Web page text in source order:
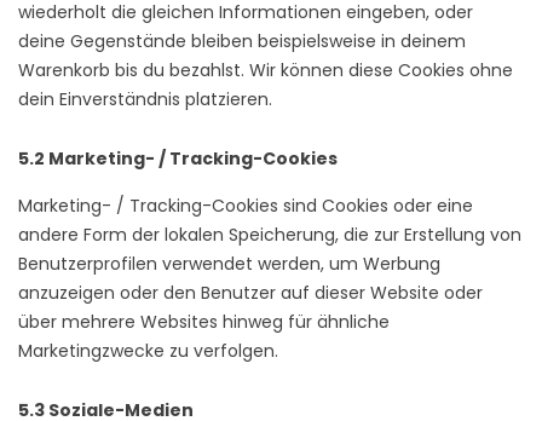
wiederholt die gleichen Informationen eingeben, oder
deine Gegenstände bleiben beispielsweise in deinem
Warenkorb bis du bezahlst. Wir können diese Cookies ohne
dein Einverständnis platzieren.
5.2 Marketing- / Tracking-Cookies
Marketing- / Tracking-Cookies sind Cookies oder eine
andere Form der lokalen Speicherung, die zur Erstellung von
Benutzerprofilen verwendet werden, um Werbung
anzuzeigen oder den Benutzer auf dieser Website oder
über mehrere Websites hinweg für ähnliche
Marketingzwecke zu verfolgen.
5.3 Soziale-Medien